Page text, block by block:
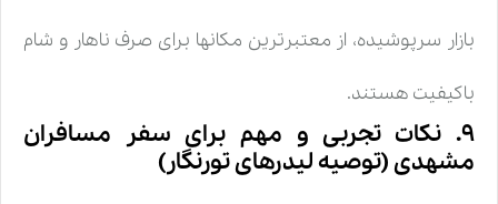
بازار سرپوشیده، از معتبرترین مکانها برای صرف ناهار و شام
باکیفیت هستند.
۹. نکات تجربی و مهم برای سفر مسافران
مشهدی (توصیه لیدرهای تورنگار)